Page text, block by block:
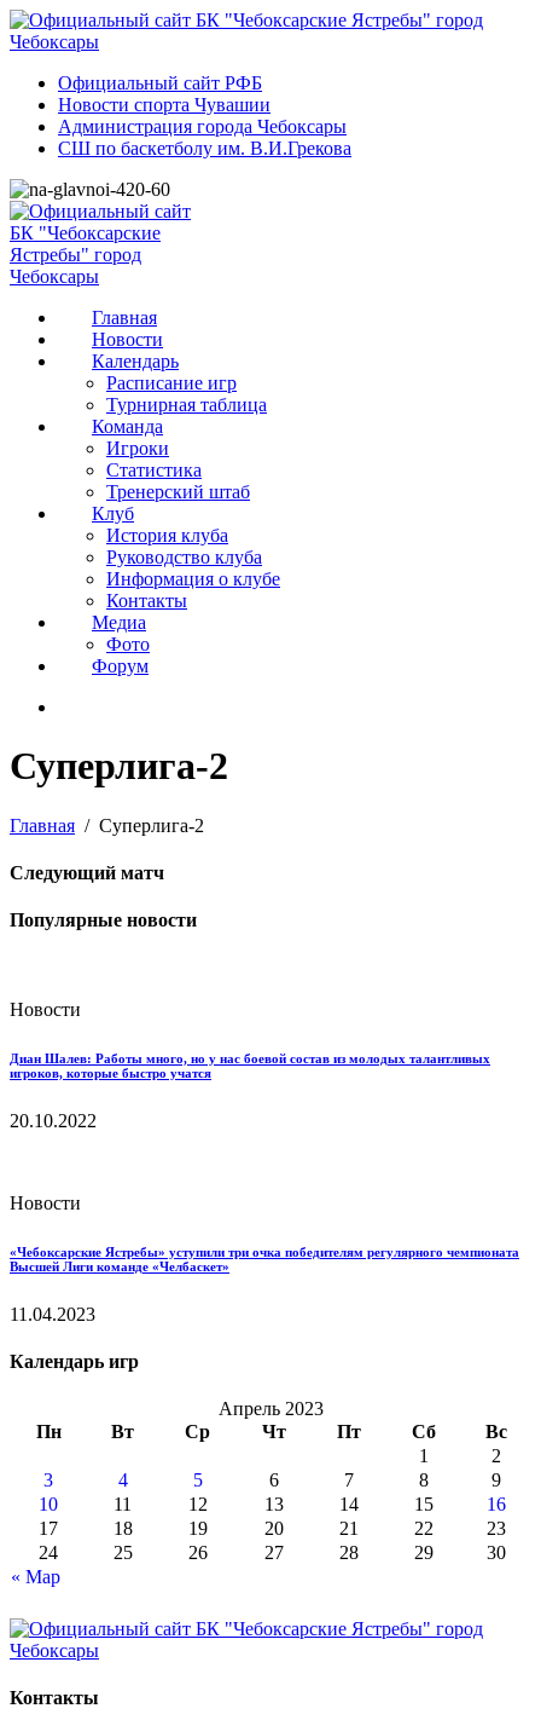
Официальный сайт РФБ
Новости спорта Чувашии
Администрация города Чебоксары
СШ по баскетболу им. В.И.Грекова
Главная
Новости
Календарь
Расписание игр
Турнирная таблица
Команда
Игроки
Статистика
Тренерский штаб
Клуб
История клуба
Руководство клуба
Информация о клубе
Контакты
Медиа
Фото
Форум
Суперлига-2
Главная Суперлига-2
Следующий матч
Популярные новости
Новости
Диан Шалев: Работы много, но у нас боевой состав из молодых талантливых
игроков, которые быстро учатся
20.10.2022
Новости
«Чебоксарские Ястребы» уступили три очка победителям регулярного чемпионата
Высшей Лиги команде «Челбаскет»
11.04.2023
Календарь игр
Апрель 2023
Пн
Вт Ср Чт Пт Сб Вс
« Мар
1
2
3
4 5 6 7 8
9
10
11 12 13 14 15
16
17
18 19 20 21 22
23
24
25 26 27 28 29 30
Контакты